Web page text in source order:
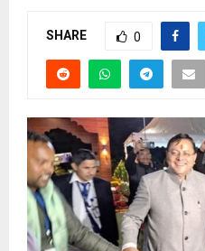
SHARE 0